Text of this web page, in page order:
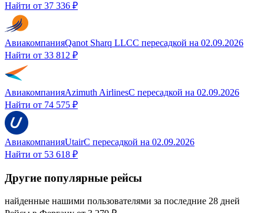
Найти от 37 336 ₽
АвиакомпанияQanot Sharq LLCС пересадкой на 02.09.2026
Найти от 33 812 ₽
АвиакомпанияAzimuth AirlinesС пересадкой на 02.09.2026
Найти от 74 575 ₽
АвиакомпанияUtairС пересадкой на 02.09.2026
Найти от 53 618 ₽
Другие популярные рейсы
найденные нашими пользователями за последние 28 дней